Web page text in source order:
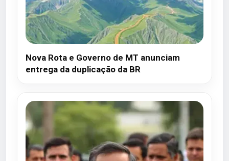
Nova Rota e Governo de MT anunciam
entrega da duplicação da BR